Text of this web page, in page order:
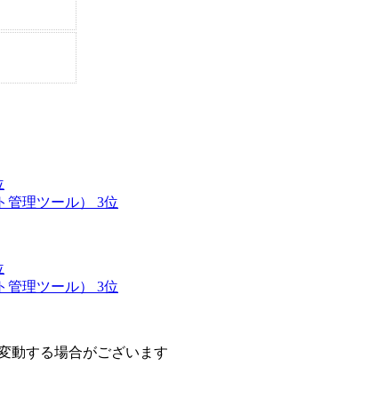
管理ツール） 3位
管理ツール） 3位
動する場合がございます